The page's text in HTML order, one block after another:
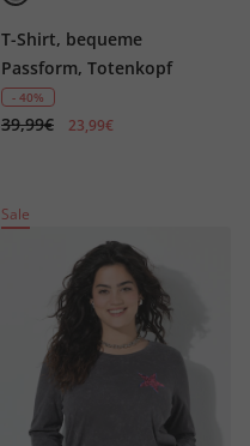
T-Shirt, bequeme
Passform, Totenkopf
- 40%
39,99€ 23,99€
Sale